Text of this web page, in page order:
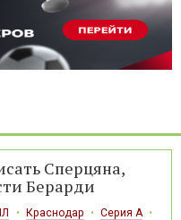
Сперцяна,
Берарди
Краснодар
Серия А